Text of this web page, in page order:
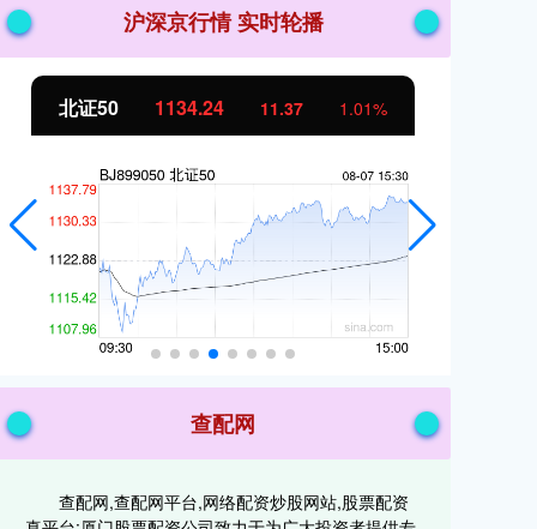
沪深京行情 实时轮播
北证50 1134.24 11.37 1.01%
查配网
查配网,查配网平台,网络配资炒股网站,股票配资